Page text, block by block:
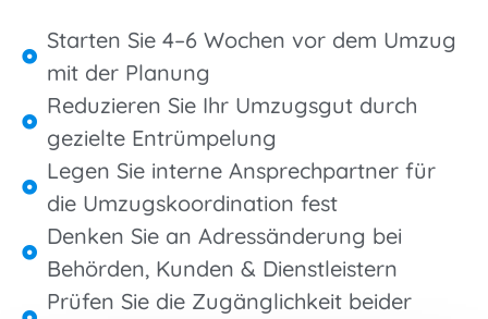
Starten Sie 4–6 Wochen vor dem Umzug
mit der Planung
Reduzieren Sie Ihr Umzugsgut durch
gezielte Entrümpelung
Legen Sie interne Ansprechpartner für
die Umzugskoordination fest
Denken Sie an Adressänderung bei
Behörden, Kunden & Dienstleistern
Prüfen Sie die Zugänglichkeit beider